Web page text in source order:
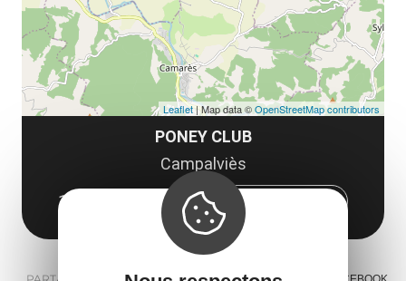
PONEY CLUB
Campalviès
12360 Camarès
Obtenir l'itinéraire
Leaflet| Map data ©OpenStreetMap contributors